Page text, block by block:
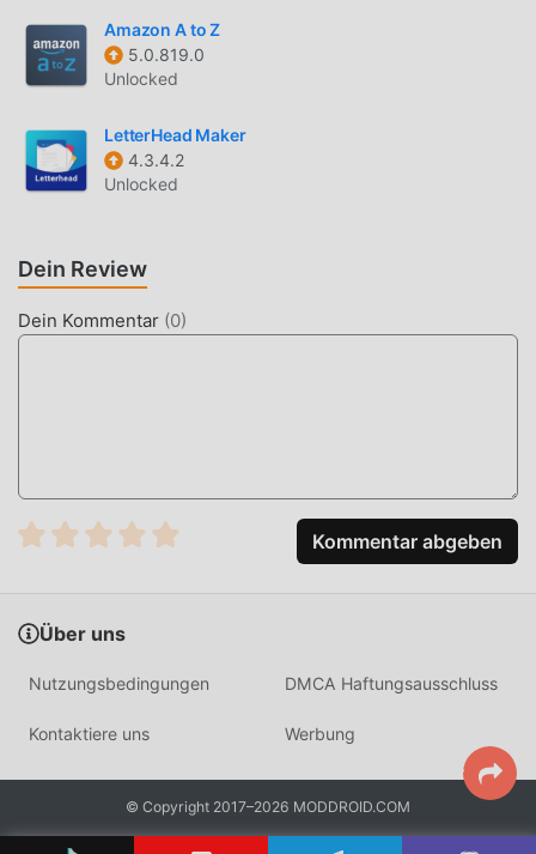
Verfügung stellt, Sie können die höchste Stufe von
Amazon A to Z 5.0.819.0 mit der umfassendsten
von moddroid authentifiziert, es ist 100% kostenlos und
verfügbar. Jetzt müssen Sie nur noch moddroid auf den
Client herunterladen, Sie können die Mod-Version Free
Klicken Sie einfach auf die Download-Schaltfläche, um die
Sie play, worauf warten Sie noch, laden Sie es jetzt
herunter!
Amazon A to Z
5.0.819.0
Unlocked
LetterHead Maker
4.3.4.2
Unlocked
Dein Review
Dein Kommentar (0)
Kommentar abgeben
Über uns
Nutzungsbedingungen DMCA Haftungsausschluss
Kontaktiere uns Werbung
© Copyright 2017–2026 MODDROID.COM